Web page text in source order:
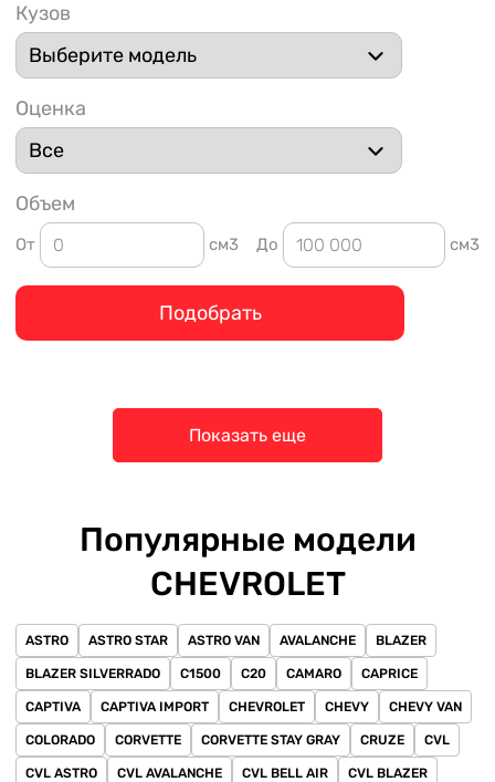
Кузов
Оценка
Объем
От см3 До см3
Подобрать
Показать еще
Популярные модели
CHEVROLET
ASTRO ASTRO STAR ASTRO VAN AVALANCHE BLAZER
BLAZER SILVERRADO C1500 C20 CAMARO CAPRICE
CAPTIVA CAPTIVA IMPORT CHEVROLET CHEVY CHEVY VAN
COLORADO CORVETTE CORVETTE STAY GRAY CRUZE CVL
CVL ASTRO CVL AVALANCHE CVL BELL AIR CVL BLAZER